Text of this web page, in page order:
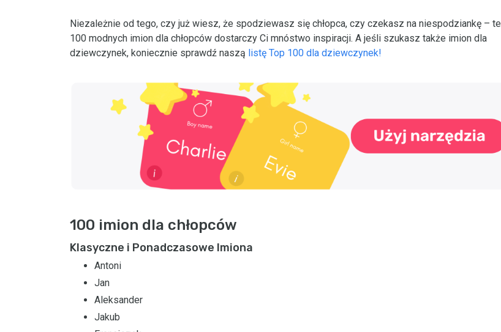
Niezależnie od tego, czy już wiesz, że spodziewasz się chłopca, czy czekasz na niespodziankę – te
100 modnych imion dla chłopców dostarczy Ci mnóstwo inspiracji. A jeśli szukasz także imion dla
dziewczynek, koniecznie sprawdź naszą listę Top 100 dla dziewczynek!
100 imion dla chłopców
Klasyczne i Ponadczasowe Imiona
Antoni
Jan
Aleksander
Jakub